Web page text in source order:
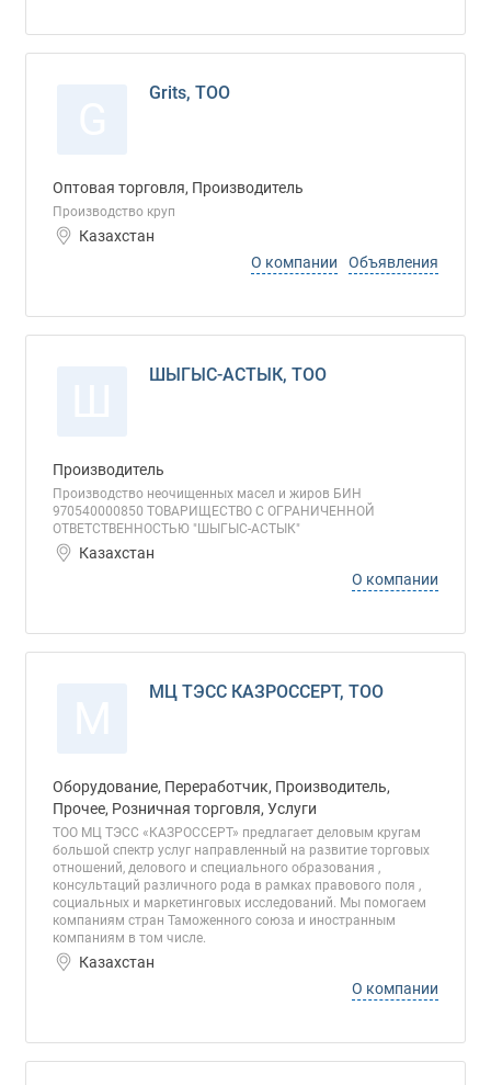
Grits, ТОО
Оптовая торговля, Производитель
Производство круп
Казахстан
О компании
Объявления
ШЫГЫС-АСТЫК, ТОО
Производитель
Производство неочищенных масел и жиров БИН
970540000850 ТОВАРИЩЕСТВО С ОГРАНИЧЕННОЙ
ОТВЕТСТВЕННОСТЬЮ "ШЫГЫС-АСТЫК"
Казахстан
О компании
МЦ ТЭСС КАЗРОССЕРТ, ТОО
Оборудование, Переработчик, Производитель,
Прочее, Розничная торговля, Услуги
ТОО МЦ ТЭСС «КАЗРОССЕРТ» предлагает деловым кругам
большой спектр услуг направленный на развитие торговых
отношений, делового и специального образования ,
консультаций различного рода в рамках правового поля ,
социальных и маркетинговых исследований. Мы помогаем
компаниям стран Таможенного союза и иностранным
компаниям в том числе.
Казахстан
О компании